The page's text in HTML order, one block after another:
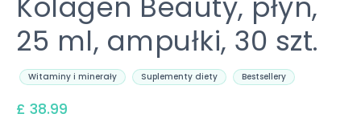
25 ml, ampułki, 30 szt.
Witaminy i minerały Suplementy diety Bestsellery
£ 38.99